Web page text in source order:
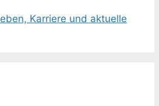
Karriere und aktuelle